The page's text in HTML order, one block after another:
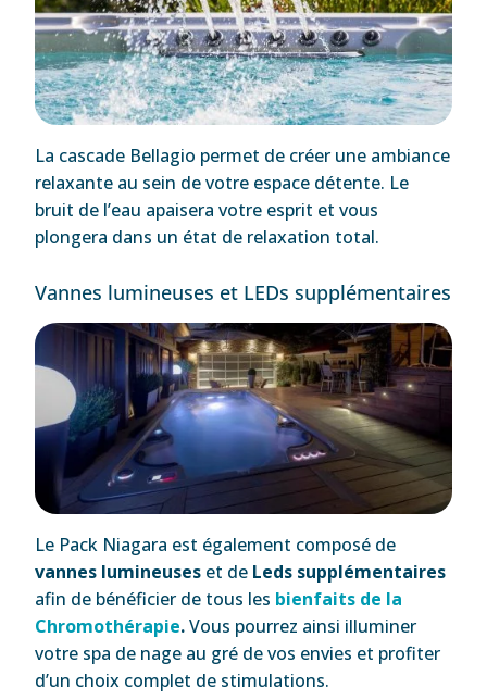
La cascade Bellagio permet de créer une ambiance
relaxante au sein de votre espace détente. Le
bruit de l’eau apaisera votre esprit et vous
plongera dans un état de relaxation total.
Vannes lumineuses et LEDs supplémentaires
Le Pack Niagara est également composé de
vannes lumineuses et de Leds supplémentaires
afin de bénéficier de tous les bienfaits de la
Chromothérapie.Vous pourrez ainsi illuminer
votre spa de nage au gré de vos envies et profiter
d’un choix complet de stimulations.